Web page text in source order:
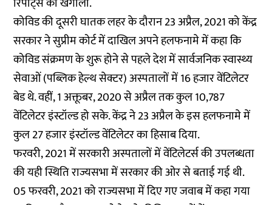
कोविड की दूसरी घातक लहर के दौरान 23 अप्रैल, 2021 को केंद्र
सरकार नेसुप्रीम कोर्ट में दाखिल अपने हलफनामेमें कहा कि
कोविड संक्रमण के शुरू होने से पहले देश में सार्वजनिक स्वास्थ्य
सेवाओं (पब्लिक हेल्थ सेक्टर) अस्पतालों में 16 हजार वेंटिलेटर
बेड थे. वहीं, 1 अक्तूबर, 2020 से अप्रैल तक कुल 10,787
वेंटिलेटर इंस्टॉल्ड हो सके. केंद्र ने 23 अप्रैल के इस हलफनामे में
कुल 27 हजार इंस्टॉल्ड वेंटिलेटर का हिसाब दिया.
फरवरी, 2021 में सरकारी अस्पतालों में वेंटिलेटर्स की उपलब्धता
की यही स्थिति राज्यसभा में सरकार की ओर से बताई गई थी.
05 फरवरी, 2021 को राज्यसभा में दिए गए जवाबमें कहा गया